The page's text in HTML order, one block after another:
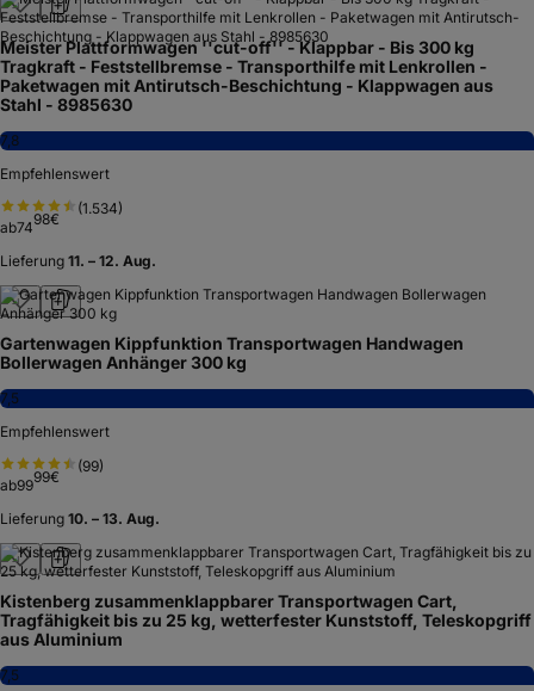
Meister Plattformwagen ''cut-off'' - Klappbar - Bis 300 kg
Tragkraft - Feststellbremse - Transporthilfe mit Lenkrollen -
Paketwagen mit Antirutsch-Beschichtung - Klappwagen aus
Stahl - 8985630
7,8
Empfehlenswert
(1.534)
ab7498€
Lieferung 11. – 12. Aug.
Gartenwagen Kippfunktion Transportwagen Handwagen
Bollerwagen Anhänger 300 kg
7,5
Empfehlenswert
(99)
ab9999€
Lieferung 10. – 13. Aug.
Kistenberg zusammenklappbarer Transportwagen Cart,
Tragfähigkeit bis zu 25 kg, wetterfester Kunststoff, Teleskopgriff
aus Aluminium
7,5